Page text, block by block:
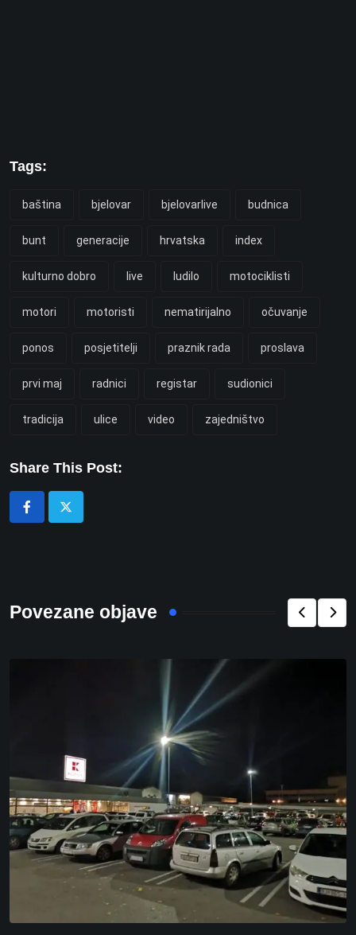
Tags:
baština bjelovar bjelovarlive budnica
bunt generacije hrvatska index
kulturno dobro live ludilo motociklisti
motori motoristi nematirijalno očuvanje
ponos posjetitelji praznik rada proslava
prvi maj radnici registar sudionici
tradicija ulice video zajedništvo
Share This Post:
Povezane objave